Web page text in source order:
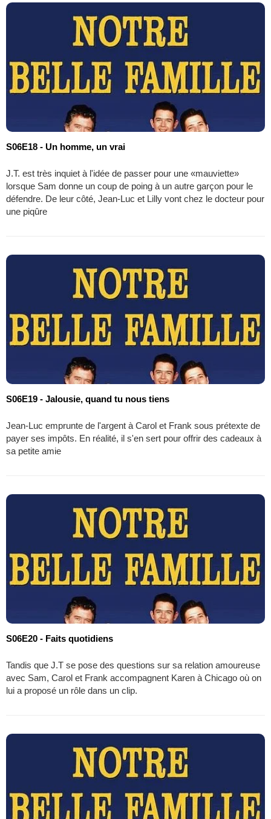
S06E18 - Un homme, un vrai
J.T. est très inquiet à l'idée de passer pour une «mauviette»
lorsque Sam donne un coup de poing à un autre garçon pour le
défendre. De leur côté, Jean-Luc et Lilly vont chez le docteur pour
une piqûre
S06E19 - Jalousie, quand tu nous tiens
Jean-Luc emprunte de l'argent à Carol et Frank sous prétexte de
payer ses impôts. En réalité, il s'en sert pour offrir des cadeaux à
sa petite amie
S06E20 - Faits quotidiens
Tandis que J.T se pose des questions sur sa relation amoureuse
avec Sam, Carol et Frank accompagnent Karen à Chicago où on
lui a proposé un rôle dans un clip.